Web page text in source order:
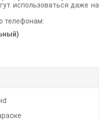
использоваться даже на
телефонам: